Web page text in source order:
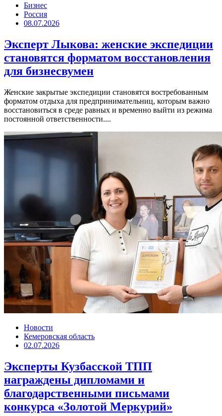
Бизнес
Россия
08.07.2026
Эксперт Лыкова: женские экспедиции
становятся форматом восстановления
для бизнесвумен
Женские закрытые экспедиции становятся востребованным
форматом отдыха для предпринимательниц, которым важно
восстановиться в среде равных и временно выйти из режима
постоянной ответственности....
Новости
Кемеровская область
02.07.2026
Эксперты Кузбасской ТПП
награждены дипломами и
благодарственными письмами
конкурса «Золотой Меркурий»